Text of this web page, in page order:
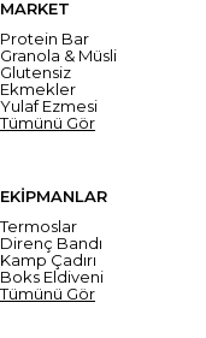
MARKET
Protein Bar
Granola & Müsli
Glutensiz
Ekmekler
Yulaf Ezmesi
Tümünü Gör
EKİPMANLAR
Termoslar
Direnç Bandı
Kamp Çadırı
Boks Eldiveni
Tümünü Gör